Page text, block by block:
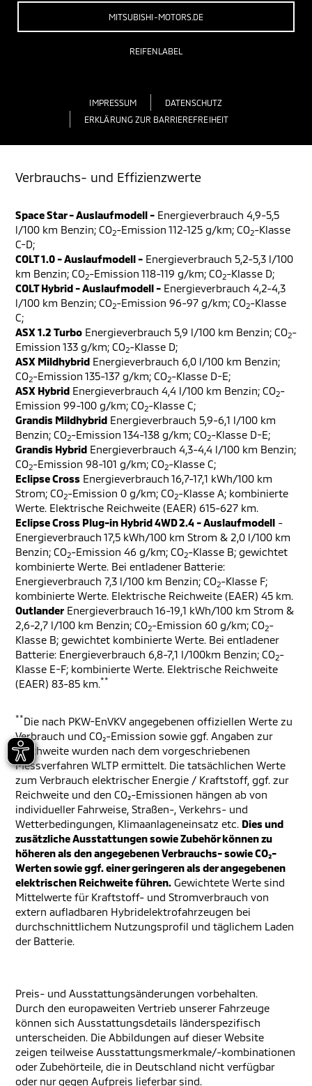
MITSUBISHI-MOTORS.DE
REIFENLABEL
IMPRESSUM
DATENSCHUTZ
ERKLÄRUNG ZUR BARRIEREFREIHEIT
Verbrauchs- und Effizienzwerte
Space Star - Auslaufmodell - Energieverbrauch 4,9-5,5
l/100 km Benzin; CO2-Emission 112-125 g/km; CO2-Klasse
C-D;
COLT 1.0 - Auslaufmodell - Energieverbrauch 5,2-5,3 l/100
km Benzin; CO2-Emission 118-119 g/km; CO2-Klasse D;
COLT Hybrid - Auslaufmodell - Energieverbrauch 4,2-4,3
l/100 km Benzin; CO2-Emission 96-97 g/km; CO2-Klasse
C;
ASX 1.2 Turbo Energieverbrauch 5,9 l/100 km Benzin; CO2-
Emission 133 g/km; CO2-Klasse D;
ASX Mildhybrid Energieverbrauch 6,0 l/100 km Benzin;
CO2-Emission 135-137 g/km; CO2-Klasse D-E;
ASX Hybrid Energieverbrauch 4,4 l/100 km Benzin; CO2-
Emission 99-100 g/km; CO2-Klasse C;
Grandis Mildhybrid Energieverbrauch 5,9-6,1 l/100 km
Benzin; CO2-Emission 134-138 g/km; CO2-Klasse D-E;
Grandis Hybrid Energieverbrauch 4,3-4,4 l/100 km Benzin;
CO2-Emission 98-101 g/km; CO2-Klasse C;
Eclipse Cross Energieverbrauch 16,7-17,1 kWh/100 km
Strom; CO2-Emission 0 g/km; CO2-Klasse A; kombinierte
Werte. Elektrische Reichweite (EAER) 615-627 km.
Eclipse Cross Plug-in Hybrid 4WD 2.4 - Auslaufmodell -
Energieverbrauch 17,5 kWh/100 km Strom & 2,0 l/100 km
Benzin; CO2-Emission 46 g/km; CO2-Klasse B; gewichtet
kombinierte Werte. Bei entladener Batterie:
Energieverbrauch 7,3 l/100 km Benzin; CO2-Klasse F;
kombinierte Werte. Elektrische Reichweite (EAER) 45 km.
Outlander Energieverbrauch 16-19,1 kWh/100 km Strom &
2,6-2,7 l/100 km Benzin; CO2-Emission 60 g/km; CO2-
Klasse B; gewichtet kombinierte Werte. Bei entladener
Batterie: Energieverbrauch 6,8-7,1 l/100km Benzin; CO2-
Klasse E-F; kombinierte Werte. Elektrische Reichweite
(EAER) 83-85 km.**
**Die nach PKW-EnVKV angegebenen offiziellen Werte zu
Verbrauch und CO₂-Emission sowie ggf. Angaben zur
Reichweite wurden nach dem vorgeschriebenen
Messverfahren WLTP ermittelt. Die tatsächlichen Werte
zum Verbrauch elektrischer Energie / Kraftstoff, ggf. zur
Reichweite und den CO₂-Emissionen hängen ab von
individueller Fahrweise, Straßen-, Verkehrs- und
Wetterbedingungen, Klimaanlageneinsatz etc. Dies und
zusätzliche Ausstattungen sowie Zubehör können zu
höheren als den angegebenen Verbrauchs- sowie CO₂-
Werten sowie ggf. einer geringeren als der angegebenen
elektrischen Reichweite führen. Gewichtete Werte sind
Mittelwerte für Kraftstoff- und Stromverbrauch von
extern aufladbaren Hybridelektrofahrzeugen bei
durchschnittlichem Nutzungsprofil und täglichem Laden
der Batterie.
Preis- und Ausstattungsänderungen vorbehalten.
Durch den europaweiten Vertrieb unserer Fahrzeuge
können sich Ausstattungsdetails länderspezifisch
unterscheiden. Die Abbildungen auf dieser Website
zeigen teilweise Ausstattungsmerkmale/-kombinationen
oder Zubehörteile, die in Deutschland nicht verfügbar
oder nur gegen Aufpreis lieferbar sind.